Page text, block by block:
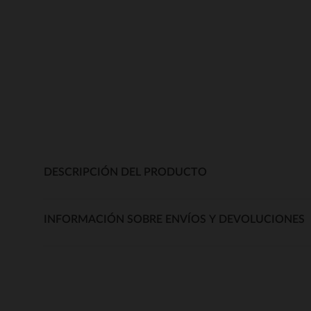
DESCRIPCIÓN DEL PRODUCTO
INFORMACIÓN SOBRE ENVÍOS Y DEVOLUCIONES